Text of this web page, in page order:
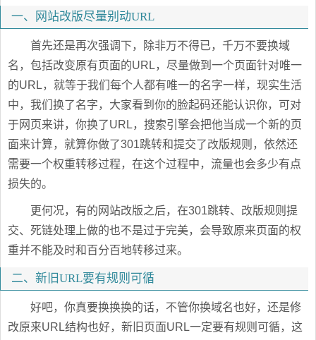
一、网站改版尽量别动URL
首先还是再次强调下，除非万不得已，千万不要换域
名，包括改变原有页面的URL，尽量做到一个页面针对唯一
的URL，就等于我们每个人都有唯一的名字一样，现实生活
中，我们换了名字，大家看到你的脸起码还能认识你，可对
于网页来讲，你换了URL，搜索引擎会把他当成一个新的页
面来计算，就算你做了301跳转和提交了改版规则，依然还
需要一个权重转移过程，在这个过程中，流量也会多少有点
损失的。
更何况，有的网站改版之后，在301跳转、改版规则提
交、死链处理上做的也不是过于完美，会导致原来页面的权
重并不能及时和百分百地转移过来。
二、新旧URL要有规则可循
好吧，你真要换换换的话，不管你换域名也好，还是修
改原来URL结构也好，新旧页面URL一定要有规则可循，这